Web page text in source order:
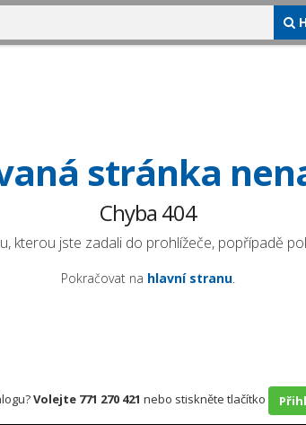
stránka
Chyba 404
kterou jste zadali do prohlížeče, popřípadě
Pokračovat na hlavní stranu.
Volejte 771 270 421 nebo stiskněte tlačítko